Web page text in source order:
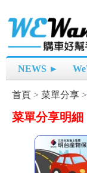
NEWS ►
首頁 > 菜單分享 >
菜單分享明細